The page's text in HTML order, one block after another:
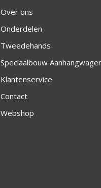
Over ons
Onderdelen
Tweedehands
Speciaalbouw
Klantenservice
Contact
Webshop